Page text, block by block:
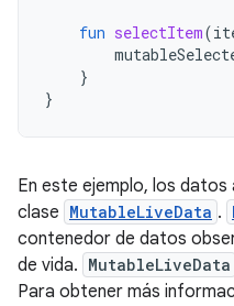
fun selectItem(
}
}
En este ejemplo, los datos
clase MutableLiveData .
contenedor de datos
de vida. MutableLiveData
Para obtener más